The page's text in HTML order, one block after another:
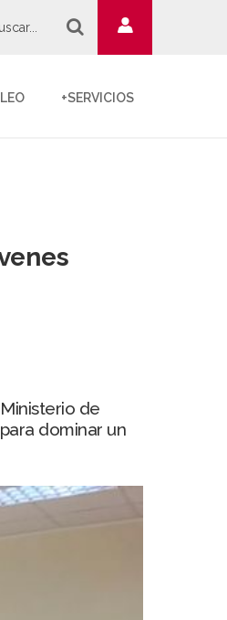
+SERVICIOS
de
dominar un